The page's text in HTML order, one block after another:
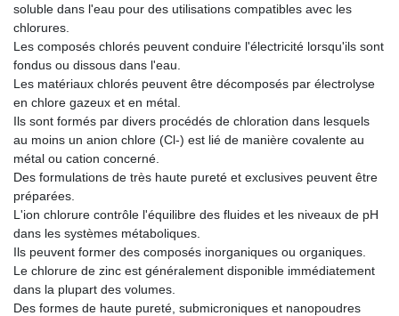
soluble dans l'eau pour des utilisations compatibles avec les
chlorures.
Les composés chlorés peuvent conduire l'électricité lorsqu'ils sont
fondus ou dissous dans l'eau.
Les matériaux chlorés peuvent être décomposés par électrolyse
en chlore gazeux et en métal.
Ils sont formés par divers procédés de chloration dans lesquels
au moins un anion chlore (Cl-) est lié de manière covalente au
métal ou cation concerné.
Des formulations de très haute pureté et exclusives peuvent être
préparées.
L'ion chlorure contrôle l'équilibre des fluides et les niveaux de pH
dans les systèmes métaboliques.
Ils peuvent former des composés inorganiques ou organiques.
Le chlorure de zinc est généralement disponible immédiatement
dans la plupart des volumes.
Des formes de haute pureté, submicroniques et nanopoudres